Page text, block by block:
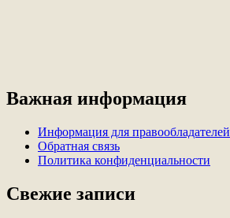
Важная информация
Информация для правообладателей
Обратная связь
Политика конфиденциальности
Свежие записи